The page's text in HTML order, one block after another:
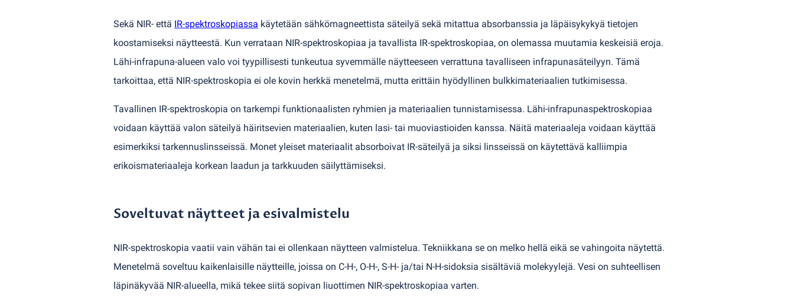
Sekä NIR- että IR-spektroskopiassa käytetään sähkömagneettista säteilyä sekä mitattua absorbanssia ja läpäisykykyä tietojen
koostamiseksi näytteestä. Kun verrataan NIR-spektroskopiaa ja tavallista IR-spektroskopiaa, on olemassa muutamia keskeisiä eroja.
Lähi-infrapuna-alueen valo voi tyypillisesti tunkeutua syvemmälle näytteeseen verrattuna tavalliseen infrapunasäteilyyn. Tämä
tarkoittaa, että NIR-spektroskopia ei ole kovin herkkä menetelmä, mutta erittäin hyödyllinen bulkkimateriaalien tutkimisessa.
Tavallinen IR-spektroskopia on tarkempi funktionaalisten ryhmien ja materiaalien tunnistamisessa. Lähi-infrapunaspektroskopiaa
voidaan käyttää valon säteilyä häiritsevien materiaalien, kuten lasi- tai muoviastioiden kanssa. Näitä materiaaleja voidaan käyttää
esimerkiksi tarkennuslinsseissä. Monet yleiset materiaalit absorboivat IR-säteilyä ja siksi linsseissä on käytettävä kalliimpia
erikoismateriaaleja korkean laadun ja tarkkuuden säilyttämiseksi.
Soveltuvat näytteet ja esivalmistelu
NIR-spektroskopia vaatii vain vähän tai ei ollenkaan näytteen valmistelua. Tekniikkana se on melko hellä eikä se vahingoita näytettä.
Menetelmä soveltuu kaikenlaisille näytteille, joissa on C-H-, O-H-, S-H- ja/tai N-H-sidoksia sisältäviä molekyylejä. Vesi on suhteellisen
läpinäkyvää NIR-alueella, mikä tekee siitä sopivan liuottimen NIR-spektroskopiaa varten.